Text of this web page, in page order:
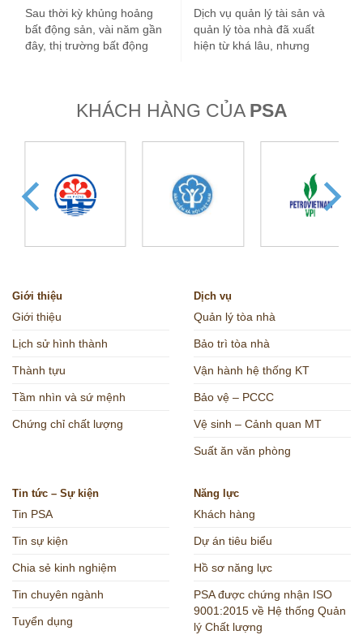
Sau thời kỳ khủng hoảng
bất động sản, vài năm gần
đây, thị trường bất động
tại Hà Nội
Dịch vụ quản lý tài sản và
quản lý tòa nhà đã xuất
hiện từ khá lâu, nhưng
KHÁCH HÀNG CỦA PSA
Giới thiệu
Giới thiệu
Lịch sử hình thành
Thành tựu
Tầm nhìn và sứ mệnh
Chứng chỉ chất lượng
Dịch vụ
Quản lý tòa nhà
Bảo trì tòa nhà
Vận hành hệ thống KT
Bảo vệ – PCCC
Vệ sinh – Cảnh quan MT
Suất ăn văn phòng
Tin tức – Sự kiện
Tin PSA
Tin sự kiện
Chia sẻ kinh nghiệm
Tin chuyên ngành
Tuyển dụng
Năng lực
Khách hàng
Dự án tiêu biểu
Hồ sơ năng lực
PSA được chứng nhận ISO
9001:2015 về Hệ thống Quản
lý Chất lượng